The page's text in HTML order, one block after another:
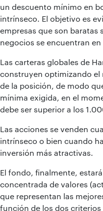
un descuento mínimo en
intrínseco. El objetivo es
empresas que son baratas
negocios se encuentran en
Las carteras globales de
construyen optimizando el
de la posición, de modo
mínima exigida, en el
debe ser superior a los
Las acciones se venden
intrínseco o bien cuando
inversión más atractivas.
El fondo, finalmente,
concentrada de valores
que representan las
función de los dos criterios